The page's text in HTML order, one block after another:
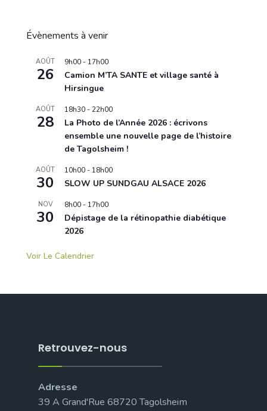
Évènements à venir
AOÛT
26
9h00 - 17h00
Camion M’TA SANTE et village santé à
Hirsingue
AOÛT
28
18h30 -22h00
La Photo de l’Année 2026 : écrivons
ensemble une nouvelle page de l’histoire
de Tagolsheim !
AOÛT
30
10h00 - 18h00
SLOW UP SUNDGAU ALSACE 2026
NOV
30
8h00 - 17h00
Dépistage de la rétinopathie diabétique
2026
Voir Le Calendrier
Retrouvez-nous
Adresse
39 A Grand'Rue 68720 Tagolsheim